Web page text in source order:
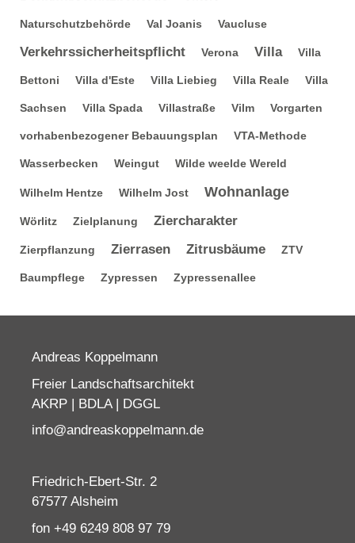
Naturschutzbehörde Val Joanis Vaucluse
Verkehrssicherheitspflicht Verona Villa Villa
Bettoni Villa d'Este Villa Liebieg Villa Reale Villa
Sachsen Villa Spada Villastraße Vilm Vorgarten
vorhabenbezogener Bebauungsplan VTA-Methode
Wasserbecken Weingut Wilde weelde Wereld
Wilhelm Hentze Wilhelm Jost Wohnanlage
Wörlitz Zielplanung Ziercharakter
Zierpflanzung Zierrasen Zitrusbäume ZTV
Baumpflege Zypressen Zypressenallee
Andreas Koppelmann
Freier Landschaftsarchitekt
AKRP | BDLA | DGGL
info@andreaskoppelmann.de
Friedrich-Ebert-Str. 2
67577 Alsheim
fon +49 6249 808 97 79